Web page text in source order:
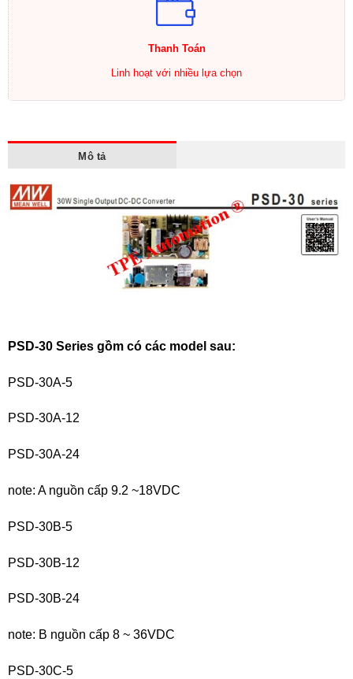
Thanh Toán
Linh hoạt với nhiều lựa chọn
Mô tả
PSD-30 Series gồm có các model sau:
PSD-30A-5
PSD-30A-12
PSD-30A-24
note: A nguồn cấp 9.2 ~18VDC
PSD-30B-5
PSD-30B-12
PSD-30B-24
note: B nguồn cấp 8 ~ 36VDC
PSD-30C-5